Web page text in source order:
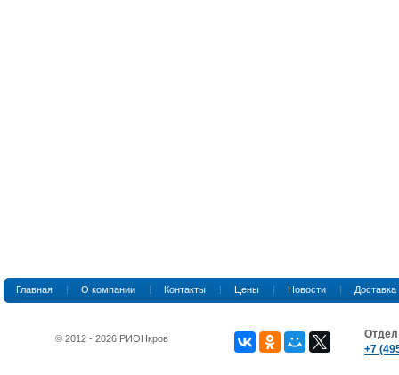
Главная О компании Контакты Цены Новости Доставка
© 2012 - 2026 РИОНкров
+7